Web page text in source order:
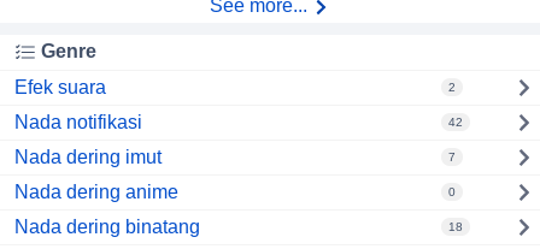
See more...
Genre
Efek suara
2
Nada notifikasi 42
Nada dering imut 7
Nada dering anime 0
Nada dering binatang 18